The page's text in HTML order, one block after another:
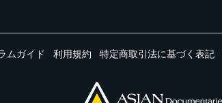
ムガイド 利用規約 特定商取引法に基づく表記